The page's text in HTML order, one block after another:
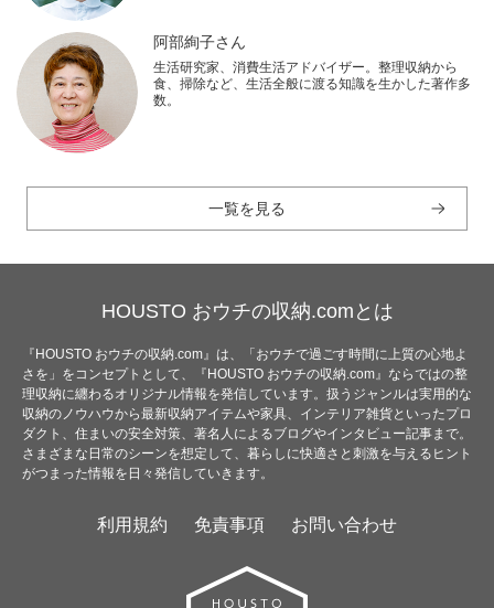
阿部絢子さん
生活研究家、消費生活アドバイザー。整理収納から
食、掃除など、生活全般に渡る知識を生かした著作多
数。
一覧を見る
HOUSTO おウチの収納.comとは
『HOUSTO おウチの収納.com』は、「おウチで過ごす時間に上質の心地よ
さを」をコンセプトとして、『HOUSTO おウチの収納.com』ならではの整
理収納に纏わるオリジナル情報を発信しています。扱うジャンルは実用的な
収納のノウハウから最新収納アイテムや家具、インテリア雑貨といったプロ
ダクト、住まいの安全対策、著名人によるブログやインタビュー記事まで。
さまざまな日常のシーンを想定して、暮らしに快適さと刺激を与えるヒント
がつまった情報を日々発信していきます。
利用規約 免責事項 お問い合わせ